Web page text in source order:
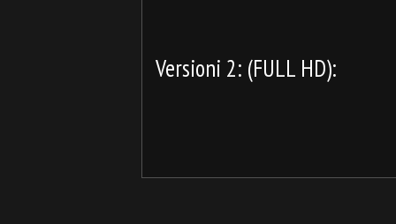
Versioni 2: (FULL HD):